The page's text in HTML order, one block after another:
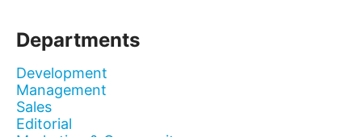
Departments
Development
Management
Sales
Editorial